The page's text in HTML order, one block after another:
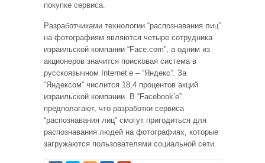
покупке сервиса.
Разработчиками технологии “распознавания лиц”
на фотографиям являются четыре сотрудника
израильской компании “Face.com”, а одним из
акционеров значится поисковая система в
русскоязычном Internet’е – “Яндекс”. За
“Яндексом” числится 18,4 процентов акций
израильской компании. В “Facebook’е”
предполагают, что разработки сервиса
“распознавания лиц” смогут пригодиться для
распознавания людей на фотографиях, которые
загружаются пользователями социальной сети.